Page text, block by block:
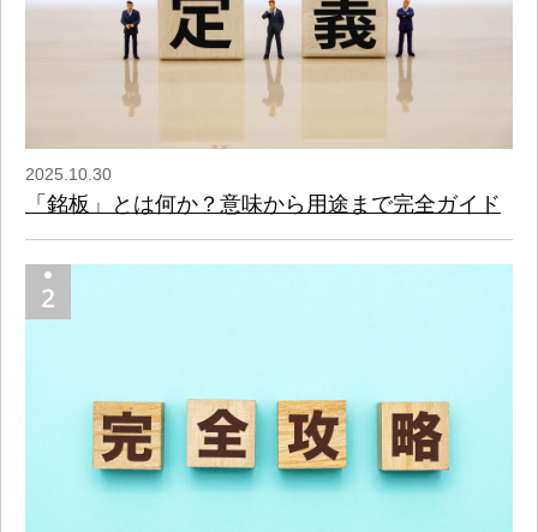
2025.10.30
「銘板」とは何か？意味から用途まで完全ガイド